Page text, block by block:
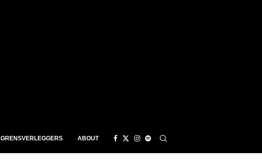
GRENSVERLEGGERS ABOUT